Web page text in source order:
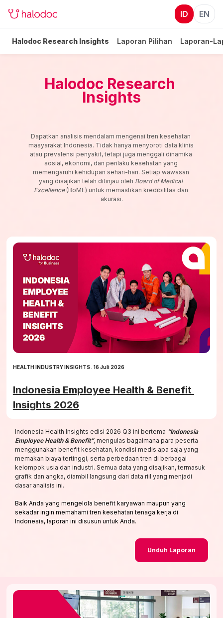
ID EN
Halodoc Research Insights Laporan Pilihan Laporan-
Halodoc Research
Insights
Dapatkan analisis mendalam mengenai tren kesehatan
masyarakat Indonesia. Tidak hanya menyoroti data klinis
atau prevalensi penyakit, tetapi juga menggali dinamika
sosial, ekonomi, dan perilaku kesehatan yang
memengaruhi kehidupan sehari-hari. Setiap wawasan
yang disajikan telah ditinjau oleh Board of Medical
Excellence (BoME) untuk memastikan kredibilitas dan
akurasi.
HEALTH INDUSTRY INSIGHTS . 16 Juli 2026
Indonesia Employee Health & Benefit
Insights 2026
Indonesia Health Insights edisi 2026 Q3 ini bertema “Indonesia
Employee Health & Benefit”, mengulas bagaimana para peserta
menggunakan benefit kesehatan, kondisi medis apa saja yang
memakan biaya tertinggi, serta perbedaan tren di berbagai
kelompok usia dan industri. Semua data yang disajikan, termasuk
grafik dan angka, diambil langsung dari data riil yang menjadi
dasar analisis ini.
Baik Anda yang mengelola benefit karyawan maupun yang
sekadar ingin memahami tren kesehatan tenaga kerja di
Indonesia, laporan ini disusun untuk Anda.
Unduh Laporan